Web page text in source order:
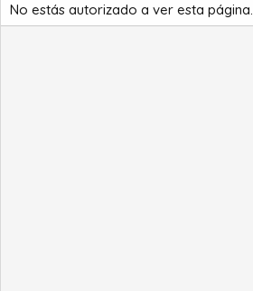
No estás autorizado a ver esta página.